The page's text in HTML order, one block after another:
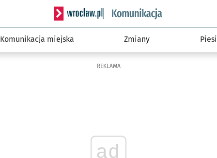
Serwis informacyjny wroclaw.pl podserwis:
Komunikacja miejska Zmiany Piesi
REKLAMA
ad